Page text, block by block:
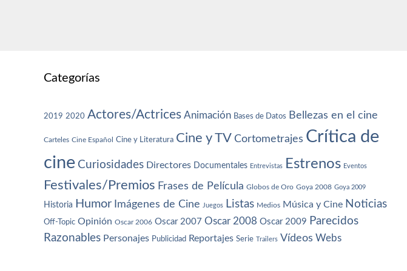
Categorías
2019 2020 Actores/Actrices Animación Bases de Datos Bellezas en el cine
Carteles Cine Español Cine y Literatura Cine y TV Cortometrajes Crítica de
cine Curiosidades Directores Documentales Entrevistas Estrenos Eventos
Festivales/Premios Frases de Película Globos de Oro Goya 2008 Goya 2009
Historia Humor Imágenes de Cine Juegos Listas Medios Música y Cine Noticias
Off-Topic Opinión Oscar 2006 Oscar 2007 Oscar 2008 Oscar 2009 Parecidos
Razonables Personajes Publicidad Reportajes Serie Trailers Vídeos Webs